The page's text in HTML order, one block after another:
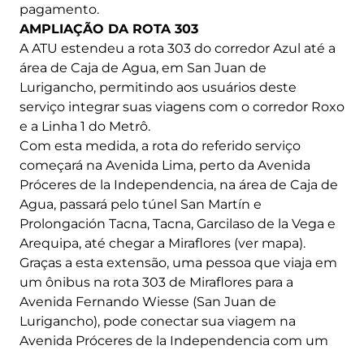
pagamento.
AMPLIAÇÃO DA ROTA 303
A ATU estendeu a rota 303 do corredor Azul até a
área de Caja de Agua, em San Juan de
Lurigancho, permitindo aos usuários deste
serviço integrar suas viagens com o corredor Roxo
e a Linha 1 do Metrô.
Com esta medida, a rota do referido serviço
começará na Avenida Lima, perto da Avenida
Próceres de la Independencia, na área de Caja de
Agua, passará pelo túnel San Martín e
Prolongación Tacna, Tacna, Garcilaso de la Vega e
Arequipa, até chegar a Miraflores (ver mapa).
Graças a esta extensão, uma pessoa que viaja em
um ônibus na rota 303 de Miraflores para a
Avenida Fernando Wiesse (San Juan de
Lurigancho), pode conectar sua viagem na
Avenida Próceres de la Independencia com um